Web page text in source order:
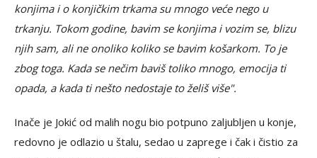
konjima i o konjičkim trkama su mnogo veće nego u
trkanju. Tokom godine, bavim se konjima i vozim se, blizu
njih sam, ali ne onoliko koliko se bavim košarkom. To je
zbog toga. Kada se nečim baviš toliko mnogo, emocija ti
opada, a kada ti nešto nedostaje to želiš više".
Inače je Jokić od malih nogu bio potpuno zaljubljen u konje,
redovno je odlazio u štalu, sedao u zaprege i čak i čistio za